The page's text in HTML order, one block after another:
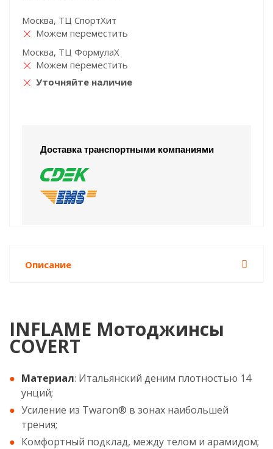
Москва, ТЦ СпортХит
Можем переместить
Москва, ТЦ ФормулаХ
Можем переместить
Уточняйте наличие
Доставка транспортными компаниями
Описание
INFLAME Мотоджинсы
COVERT
Материал: Итальянский деним плотностью 14
унций;
Усиление из Twaron® в зонах наибольшей
трения;
Комфортный подклад, между телом и арамидом;